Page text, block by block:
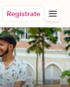
Regístrate